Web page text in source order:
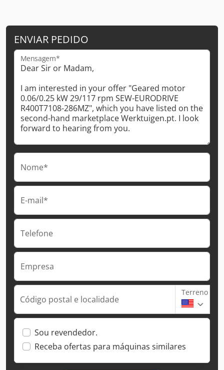
ENVIAR PEDIDO
Mensagem*
Nome*
E-mail*
Telefone
Empresa
Código postal e localidade
Terreno
Sou revendedor.
Receba ofertas para máquinas similares